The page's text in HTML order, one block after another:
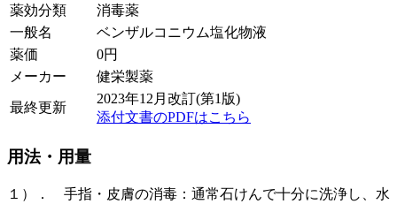
薬効分類
消毒薬
一般名
ベンザルコニウム塩化物液
薬価
0円
メーカー
健栄製薬
最終更新
2023年12月改訂(第1版)
添付文書のPDFはこちら
用法・用量
１）． 手指・皮膚の消毒：通常石けんで十分に洗浄し、水